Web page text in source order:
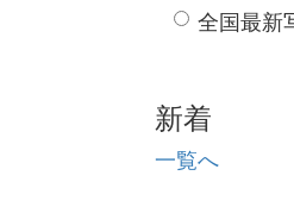
大保恵日記
増福寺20号墳
玉造古墓出土
前田遺跡第II
全国最新
新着
一覧へ